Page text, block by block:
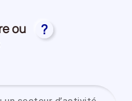
ou
?